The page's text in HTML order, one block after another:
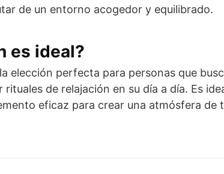
de un entorno acogedor y equilibrado.
es ideal?
elección perfecta para personas que
rituales de relajación en su día a día. Es
eficaz para crear una atmósfera